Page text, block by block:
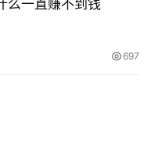
么一直赚不到钱
697